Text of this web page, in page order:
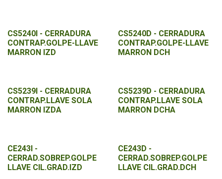
CS5240I - CERRADURA
CONTRAP.GOLPE-LLAVE
MARRON IZD
CS5240D - CERRADURA
CONTRAP.GOLPE-LLAVE
MARRON DCH
CS5239I - CERRADURA
CONTRAP.LLAVE SOLA
MARRON IZDA
CS5239D - CERRADURA
CONTRAP.LLAVE SOLA
MARRON DCHA
CE243I -
CERRAD.SOBREP.GOLPE
LLAVE CIL.GRAD.IZD
CE243D -
CERRAD.SOBREP.GOLPE
LLAVE CIL.GRAD.DCH